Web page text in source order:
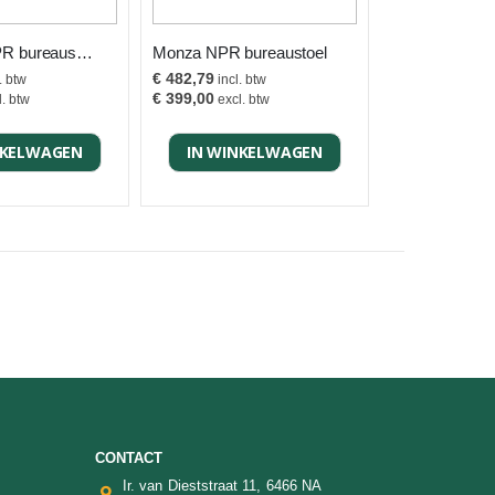
Ergonice NPR bureaustoel
IN WINKELWAGEN
Monza NPR bureaustoel
€ 482,79
€ 399,00
CONTACT
Ir. van Dieststraat 11, 6466 NA